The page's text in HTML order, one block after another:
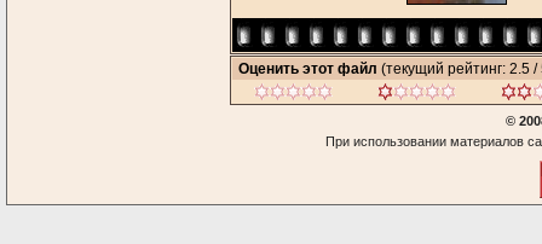
Оценить этот файл (текущий рейтинг: 2.5 /
©
При использовании материалов